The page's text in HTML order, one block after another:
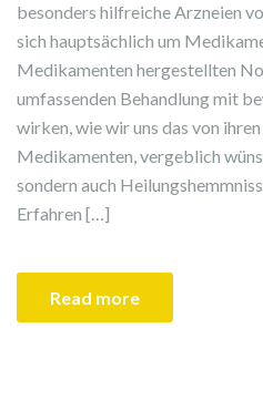
besonders hilfreiche Arzneien
sich hauptsächlich um
Medikamenten hergestellten
umfassenden Behandlung mit
wirken, wie wir uns das von
Medikamenten, vergeblich
sondern auch
Erfahren […]
Read more